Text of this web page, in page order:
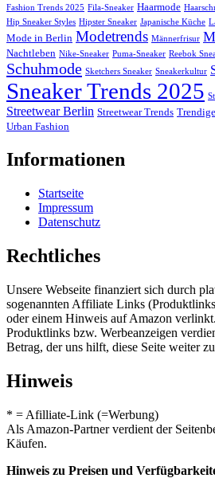
Fashion Trends 2025 Fila-Sneaker Haarmode
Hip Sneaker Styles Hipster Sneaker Japanische Küche
Mode in Berlin Modetrends Männerfrisur
Nachtleben Nike-Sneaker Puma-Sneaker Reebok
Schuhmode Sketchers Sneaker Sneakerkultur
Sneaker Trends 2025
Streetwear Berlin Streetwear Trends
Urban Fashion
Informationen
Startseite
Impressum
Datenschutz
Rechtliches
Unsere Webseite finanziert sich durch
sogenannten Affiliate Links
oder einem Hinweis auf Amazon
Produktlinks bzw. Werbeanzeigen
Betrag, der uns hilft, diese Seite weiter
Hinweis
* = Afilliate-Link (=Werbung)
Als Amazon-Partner verdient der
Käufen.
Hinweis zu Preisen und